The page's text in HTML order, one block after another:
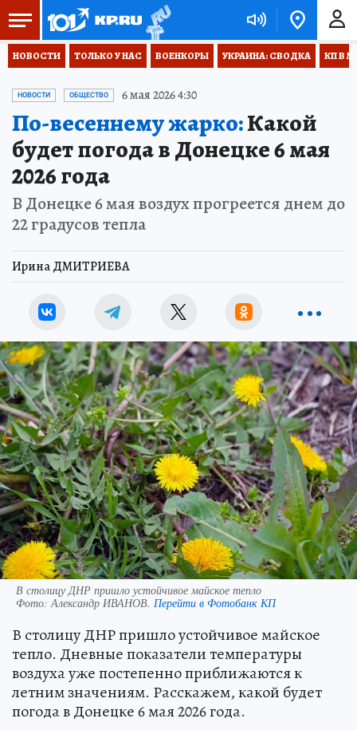
НОВОСТИ ТОЛЬКО У НАС ВОЕНКОРЫ УКРАИНА: СВОДКА КП В
НОВОСТИ ОБЩЕСТВО 6 мая 2026 4:30
По-весеннему жарко:Какой
будет погода в Донецке 6 мая
2026 года
В Донецке 6 мая воздух прогреется днем до
22 градусов тепла
Ирина ДМИТРИЕВА
В столицу ДНР пришло устойчивое майское тепло
Фото: Александр ИВАНОВ. Перейти в Фотобанк КП
В столицу ДНР пришло устойчивое майское
тепло. Дневные показатели температуры
воздуха уже постепенно приближаются к
летним значениям. Расскажем, какой будет
погода в Донецке 6 мая 2026 года.